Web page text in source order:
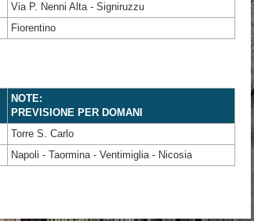
Via P. Nenni Alta - Signiruzzu
Fiorentino
NOTE:
PREVISIONE PER DOMANI
Torre S. Carlo
Napoli - Taormina - Ventimiglia - Nicosia